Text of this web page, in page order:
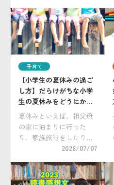
を目標にしてみません
か？ お子さんの集中力や
粘り強さ、好奇心をいち
だんと伸ばすチャンスで
「 […]
子育て
【小学生の夏休みの過ご
し方】だらけがちな小学
生の夏休みをどうにかし
たい！
夏休みといえば、祖父母
の家に泊まりに行った
り、家族旅行をしたり
と、普段なかなか行けな
別な過ごし方や経験をさ
せてあげたいと考える親
2026/07/07